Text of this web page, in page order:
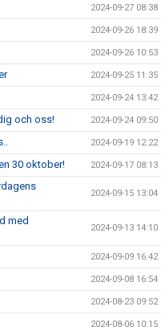
2024-09-27 08:38
2024-09-26 18:39
2024-09-26 10:53
2024-09-25 11:35
2024-09-24 13:42
och oss! 2024-09-24 09:50
2024-09-19 12:22
30 oktober! 2024-09-17 08:13
2024-09-15 13:04
med
2024-09-13 14:10
2024-09-09 16:42
2024-09-08 16:54
2024-08-23 09:52
2024-08-06 10:15